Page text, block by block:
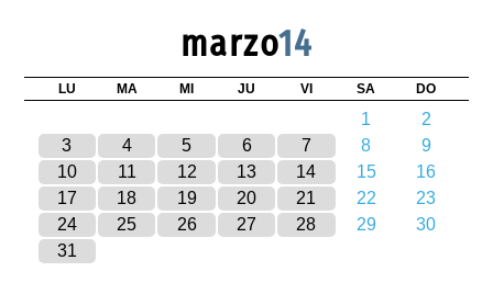
marzo14
LU MA MI JU VI SA DO
1
2
3
4 5 6 7 8
9
10
11 12 13 14 15
16
17
18 19 20 21 22
23
24
25 26 27 28 29
30
31